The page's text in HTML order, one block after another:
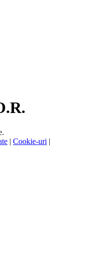
| Cookie-uri |